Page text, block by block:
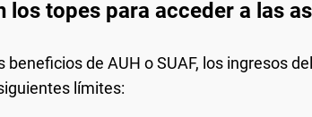
los topes para acceder a las
beneficios de AUH o SUAF, los ingresos
límites: